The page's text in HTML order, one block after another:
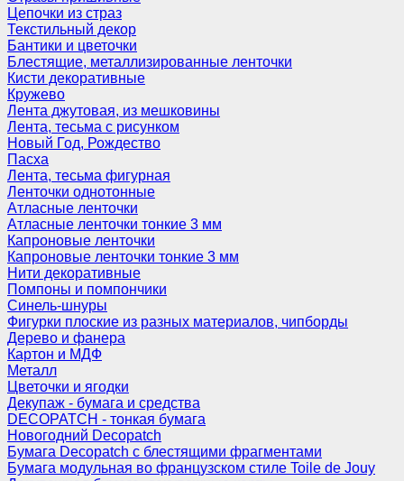
Цепочки из страз
Текстильный декор
Бантики и цветочки
Блестящие, металлизированные ленточки
Кисти декоративные
Кружево
Лента джутовая, из мешковины
Лента, тесьма с рисунком
Новый Год, Рождество
Пасха
Лента, тесьма фигурная
Ленточки однотонные
Атласные ленточки
Атласные ленточки тонкие 3 мм
Капроновые ленточки
Капроновые ленточки тонкие 3 мм
Нити декоративные
Помпоны и помпончики
Синель-шнуры
Фигурки плоские из разных материалов, чипборды
Дерево и фанера
Картон и МДФ
Металл
Цветочки и ягодки
Декупаж - бумага и средства
DECOPATCH - тонкая бумага
Новогодний Decopatch
Бумага Decopatch с блестящими фрагментами
Бумага модульная во французском стиле Toile de Jouy